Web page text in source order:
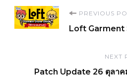
Post
PREVIOUS
Loft Garment
NEXT
Patch Update 26 ตุลา